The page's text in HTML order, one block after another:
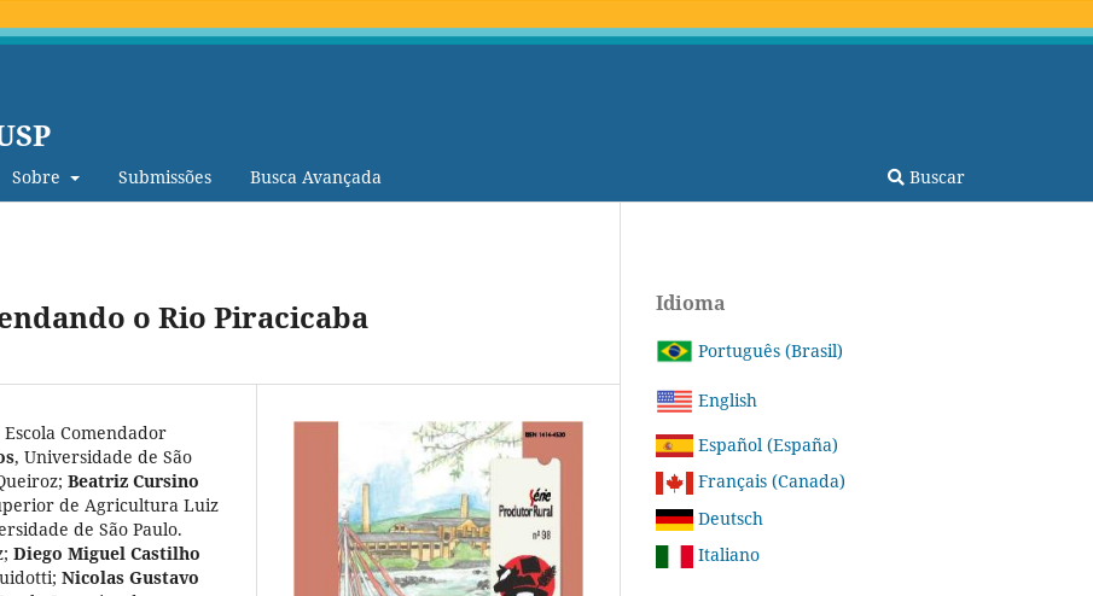
Sobre Submissões Busca Avançada Buscar
o Rio Piracicaba
Escola Comendador
, Universidade de São
; Beatriz Cursino
de Agricultura Luiz
de São Paulo.
; Diego Miguel Castilho
; Nicolas Gustavo
Idioma
Português (Brasil)
English
Español (España)
Français (Canada)
Deutsch
Italiano